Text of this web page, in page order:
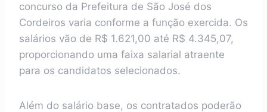
concurso da Prefeitura de São José dos
Cordeiros varia conforme a função exercida. Os
salários vão de R$ 1.621,00 até R$ 4.345,07,
proporcionando uma faixa salarial atraente
para os candidatos selecionados.
Além do salário base, os contratados poderão